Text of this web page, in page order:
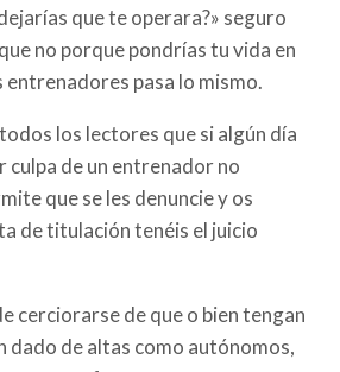
que te operara?» seguro
no porque pondrías tu vida en
entrenadores pasa lo mismo.
los lectores que si algún día
culpa de un entrenador no
que se les denuncie y os
de titulación tenéis el juicio
cerciorarse de que o bien tengan
dado de altas como autónomos,